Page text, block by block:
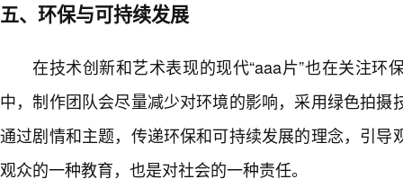
五、环保与可持续发展
在技术创新和艺术表现的现代“aaa片”也在关注环
中，制作团队会尽量减少对环境的影响，采用绿色拍摄
通过剧情和主题，传递环保和可持续发展的理念，引导
观众的一种教育，也是对社会的一种责任。